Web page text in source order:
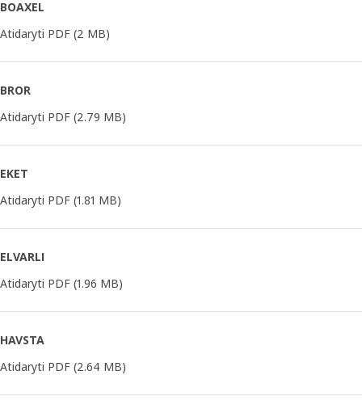
BOAXEL
Atidaryti PDF (2 MB)
BROR
Atidaryti PDF (2.79 MB)
EKET
Atidaryti PDF (1.81 MB)
ELVARLI
Atidaryti PDF (1.96 MB)
HAVSTA
Atidaryti PDF (2.64 MB)